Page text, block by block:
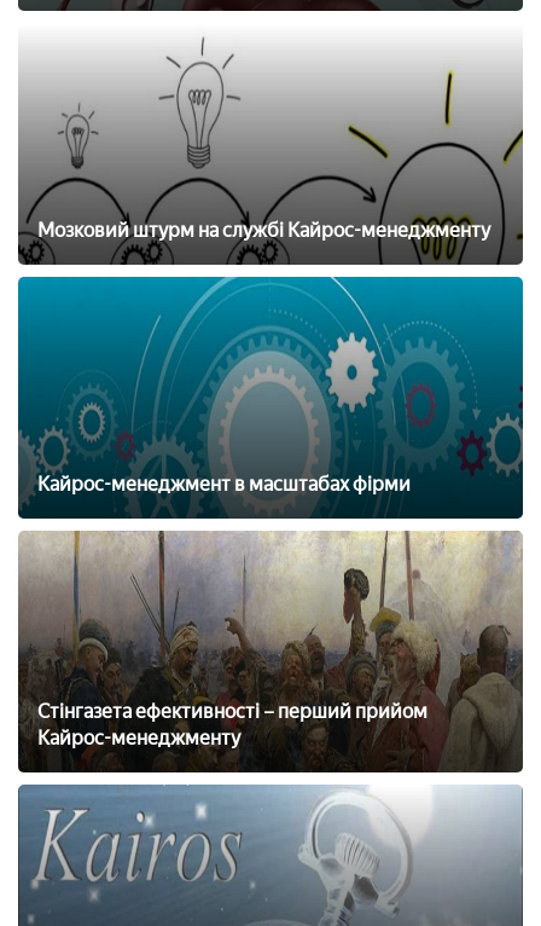
Мозковий штурм на службі Кайрос-менеджменту
Кайрос-менеджмент в масштабах фірми
Стінгазета ефективності – перший прийом
Кайрос-менеджменту